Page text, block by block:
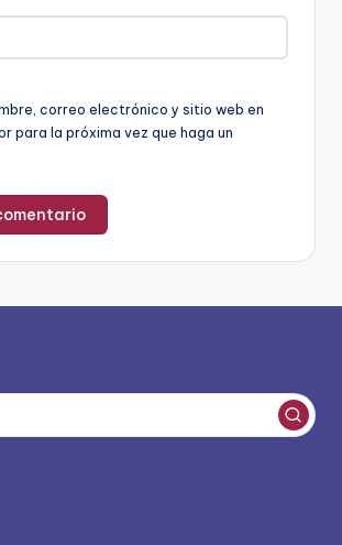
correo electrónico y sitio web en
para la próxima vez que haga un